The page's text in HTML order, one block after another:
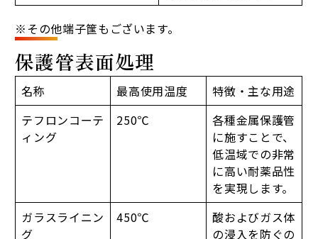
※その他端子筺もございます。
保護管表面処理
名称 最高使用温度
特徴・主な用途
テフロンコーテ
ィング
250℃
各種金属保護管
に施すことで、
低温域での非常
に高い耐薬品性
を実現します。
ガラスライニン
グ
450℃
酸およびガス体
の浸入を防ぐの